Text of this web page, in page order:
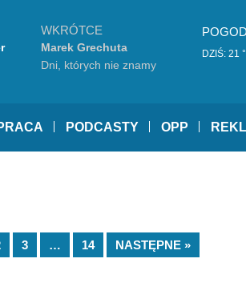
WKRÓTCE
Marek Grechuta
Dni, których nie znamy
DZIŚ: 21
PODCASTY OPP
3 … 14 NASTĘPNE »